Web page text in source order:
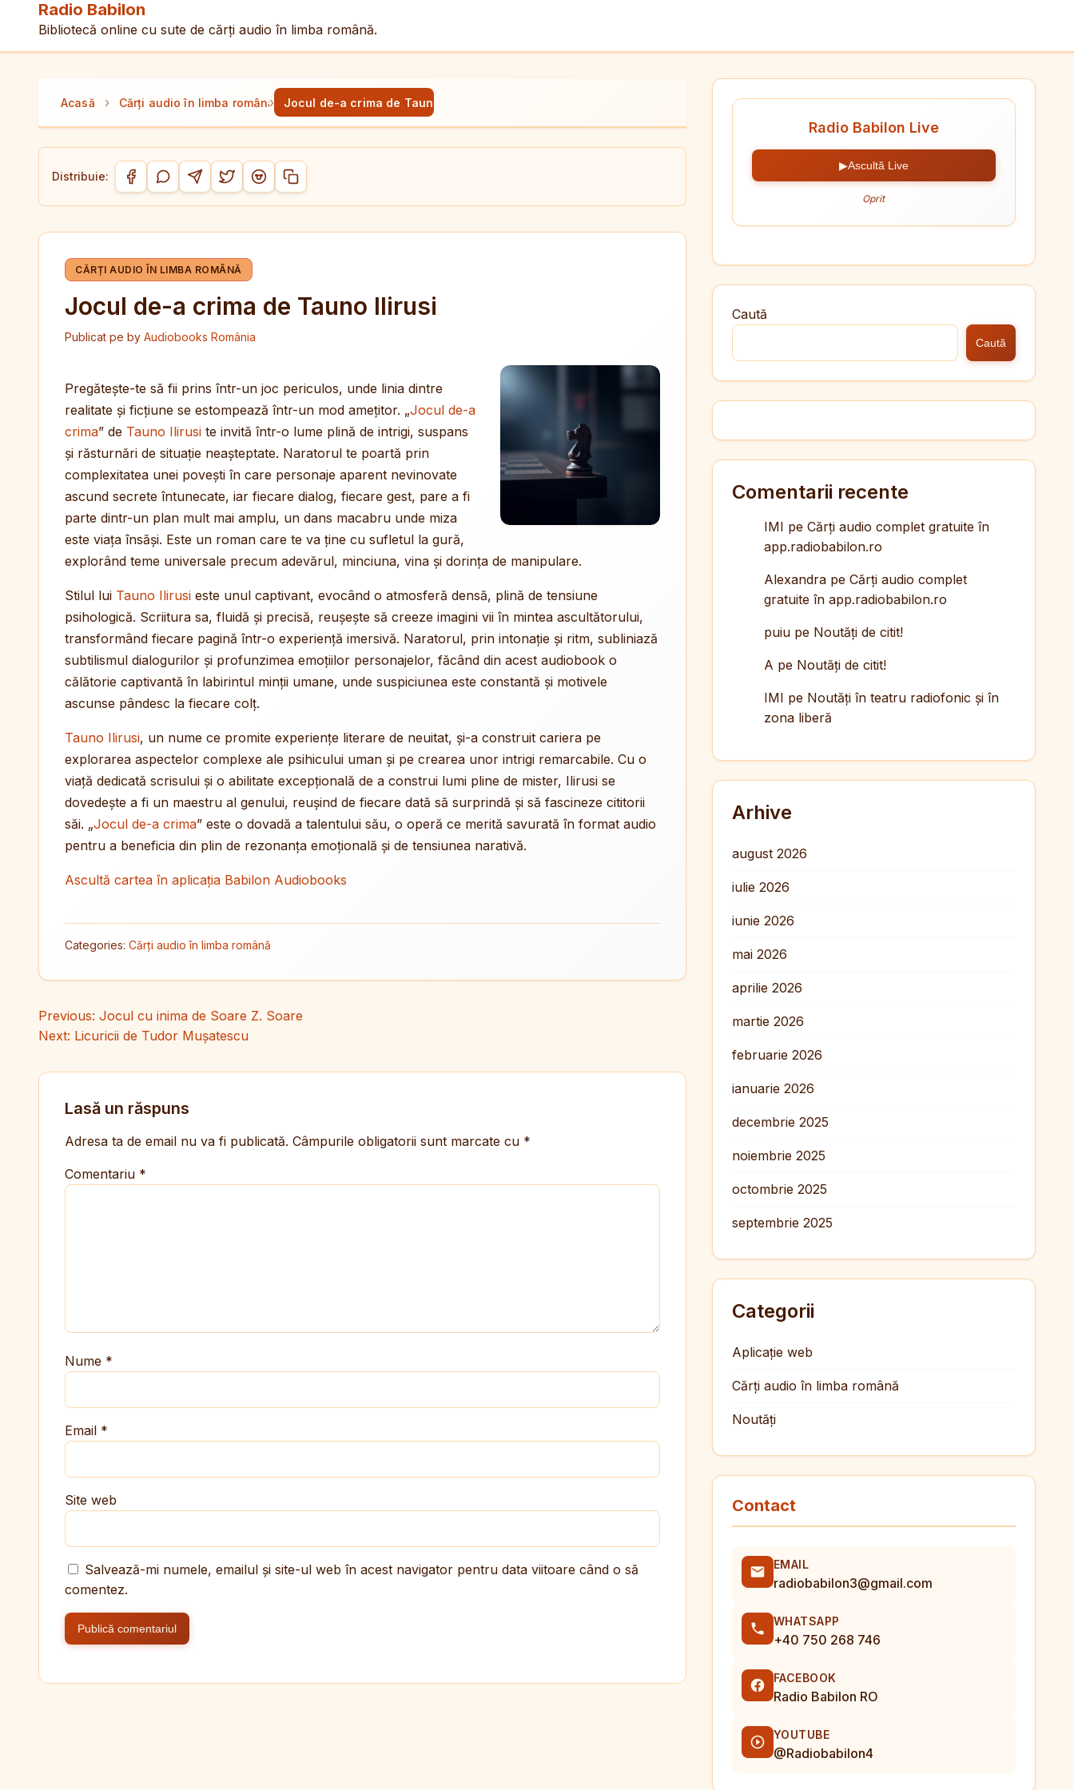
Radio Babilon
Bibliotecă online cu sute de cărți audio în limba română.
Acasă › Cărți audio în limba română
› Jocul de-a crima de Tauno Ilirusi
Distribuie:
Distribuie pe Facebook
Distribuie pe WhatsApp
Distribuie pe Telegram
Distribuie pe Twitter/X
Distribuie pe Reddit
Copiază link-ul
CĂRȚI AUDIO ÎN LIMBA ROMÂNĂ
Jocul de-a crima de Tauno Ilirusi
Publicat pe by Audiobooks România
Pregătește-te să fii prins într-un joc periculos, unde linia dintre
realitate și ficțiune se estompează într-un mod amețitor. „Jocul de-a
crima” de Tauno Ilirusi te invită într-o lume plină de intrigi, suspans
și răsturnări de situație neașteptate. Naratorul te poartă prin
complexitatea unei povești în care personaje aparent nevinovate
ascund secrete întunecate, iar fiecare dialog, fiecare gest, pare a fi
parte dintr-un plan mult mai amplu, un dans macabru unde miza
este viața însăși. Este un roman care te va ține cu sufletul la gură,
explorând teme universale precum adevărul, minciuna, vina și dorința de manipulare.
Stilul lui Tauno Ilirusi este unul captivant, evocând o atmosferă densă, plină de tensiune
psihologică. Scriitura sa, fluidă și precisă, reușește să creeze imagini vii în mintea ascultătorului,
transformând fiecare pagină într-o experiență imersivă. Naratorul, prin intonație și ritm, subliniază
subtilismul dialogurilor și profunzimea emoțiilor personajelor, făcând din acest audiobook o
călătorie captivantă în labirintul minții umane, unde suspiciunea este constantă și motivele
ascunse pândesc la fiecare colț.
Tauno Ilirusi, un nume ce promite experiențe literare de neuitat, și-a construit cariera pe
explorarea aspectelor complexe ale psihicului uman și pe crearea unor intrigi remarcabile. Cu o
viață dedicată scrisului și o abilitate excepțională de a construi lumi pline de mister, Ilirusi se
dovedește a fi un maestru al genului, reușind de fiecare dată să surprindă și să fascineze cititorii
săi. „Jocul de-a crima” este o dovadă a talentului său, o operă ce merită savurată în format audio
pentru a beneficia din plin de rezonanța emoțională și de tensiunea narativă.
Ascultă cartea în aplicația Babilon Audiobooks
Categories: Cărți audio în limba română
Navigare în articole
Previous: Jocul cu inima de Soare Z. Soare
Next: Licuricii de Tudor Mușatescu
Lasă un răspuns
Adresa ta de email nu va fi publicată. Câmpurile obligatorii sunt marcate cu *
Comentariu *
Nume *
Email *
Site web
Salvează-mi numele, emailul și site-ul web în acest navigator pentru data viitoare când o să
comentez.
Radio Babilon Live
▶Ascultă Live
Oprit
Caută
Caută
Comentarii recente
IMI pe Cărți audio complet gratuite în
app.radiobabilon.ro
Alexandrape Cărți audio complet
gratuite în app.radiobabilon.ro
puiupe Noutăți de citit!
A pe Noutăți de citit!
IMI pe Noutăți în teatru radiofonic și în
zona liberă
Arhive
august 2026
iulie 2026
iunie 2026
mai 2026
aprilie 2026
martie 2026
februarie 2026
ianuarie 2026
decembrie 2025
noiembrie 2025
octombrie 2025
septembrie 2025
Categorii
Aplicație web
Cărți audio în limba română
Noutăți
Contact
EMAIL
radiobabilon3@gmail.com
WHATSAPP
+40 750 268 746
FACEBOOK
Radio Babilon RO
YOUTUBE
@Radiobabilon4